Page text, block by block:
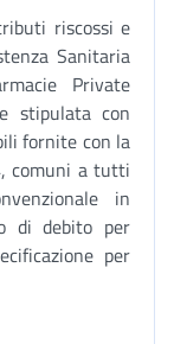
riscossi e
Sanitaria
Private
stipulata con
fornite con la
comuni a tutti
in
di debito per
per